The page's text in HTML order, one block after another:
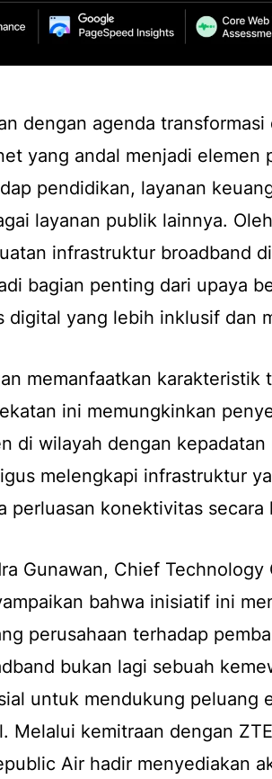
dengan agenda
yang andal menjadi elemen
pendidikan, layanan
layanan publik lainnya.
infrastruktur broadband
bagian penting dari upaya
digital yang lebih inklusif dan
memanfaatkan karakteristik
ini memungkinkan
di wilayah dengan
melengkapi infrastruktur
perluasan konektivitas secara
Gunawan, Chief
bahwa inisiatif ini
perusahaan terhadap
bukan lagi sebuah
untuk mendukung peluang
Melalui kemitraan dengan
Air hadir menyediakan